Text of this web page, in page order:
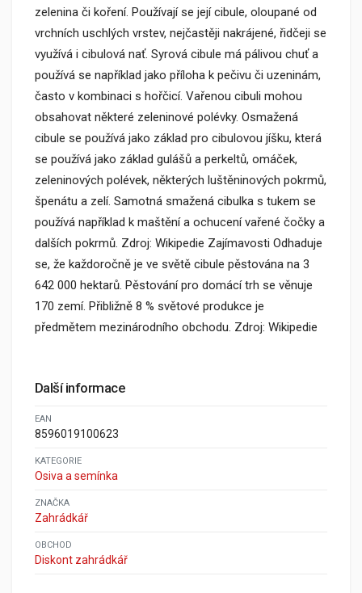
zelenina či koření. Používají se její cibule, oloupané od
vrchních uschlých vrstev, nejčastěji nakrájené, řidčeji se
využívá i cibulová nať. Syrová cibule má pálivou chuť a
používá se například jako příloha k pečivu či uzeninám,
často v kombinaci s hořčicí. Vařenou cibuli mohou
obsahovat některé zeleninové polévky. Osmažená
cibule se používá jako základ pro cibulovou jíšku, která
se používá jako základ gulášů a perkeltů, omáček,
zeleninových polévek, některých luštěninových pokrmů,
špenátu a zelí. Samotná smažená cibulka s tukem se
používá například k maštění a ochucení vařené čočky a
dalších pokrmů. Zdroj: Wikipedie Zajímavosti Odhaduje
se, že každoročně je ve světě cibule pěstována na 3
642 000 hektarů. Pěstování pro domácí trh se věnuje
170 zemí. Přibližně 8 % světové produkce je
předmětem mezinárodního obchodu. Zdroj: Wikipedie
Další informace
EAN
8596019100623
KATEGORIE
Osiva a semínka
ZNAČKA
Zahrádkář
OBCHOD
Diskont zahrádkář